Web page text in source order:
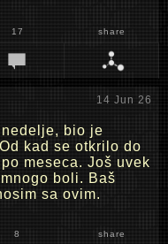
17 share
14 Jun 26
bio je
kad se otkrilo do
meseca. Još uvek
boli. Baš
sa ovim.
8 share